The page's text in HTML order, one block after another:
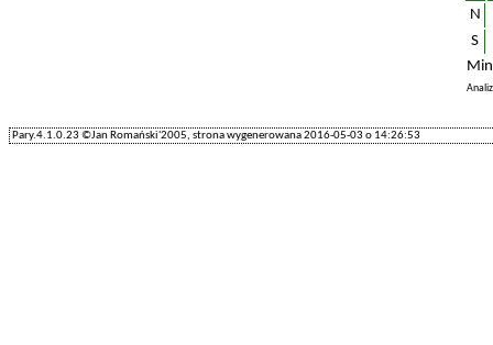
N
S
Pary.4.1.0.23 ©Jan Romański'2005, strona wygenerowana 2016-05-03 o 14:26:53